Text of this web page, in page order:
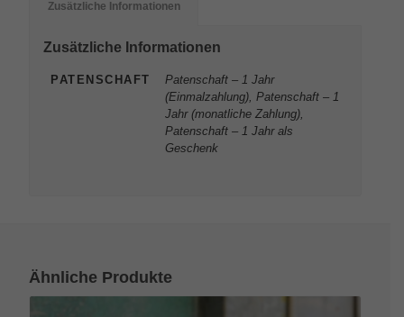
Zusätzliche Informationen
Zusätzliche Informationen
PATENSCHAFT
Patenschaft – 1 Jahr
(Einmalzahlung), Patenschaft – 1
Jahr (monatliche Zahlung),
Patenschaft – 1 Jahr als
Geschenk
Ähnliche Produkte